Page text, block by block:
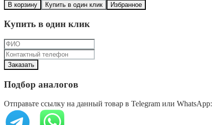
В корзину Купить в один клик Избранное
Купить в один клик
Подбор аналогов
Отправьте ссылку на данный товар в Telegram или WhatsApp: